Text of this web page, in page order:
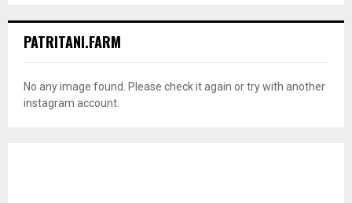
PATRITANI.FARM
No any image found. Please check it again or try with another
instagram account.